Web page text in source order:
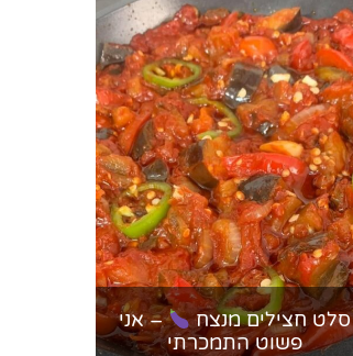
סלט חצילים מנצח
– אני
פשוט התמכרתי